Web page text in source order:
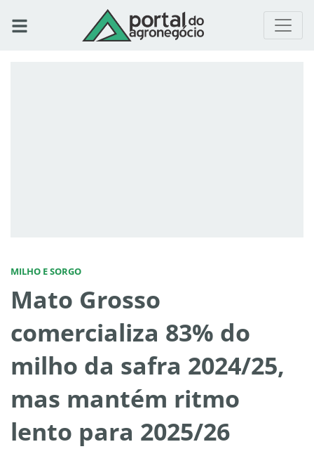
MILHO E SORGO
Mato Grosso
comercializa 83% do
milho da safra 2024/25,
mas mantém ritmo
lento para 2025/26